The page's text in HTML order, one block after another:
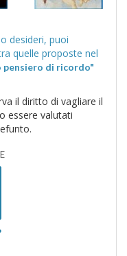
desideri, puoi
pensiero di ricordo"
il diritto di vagliare il
essere valutati